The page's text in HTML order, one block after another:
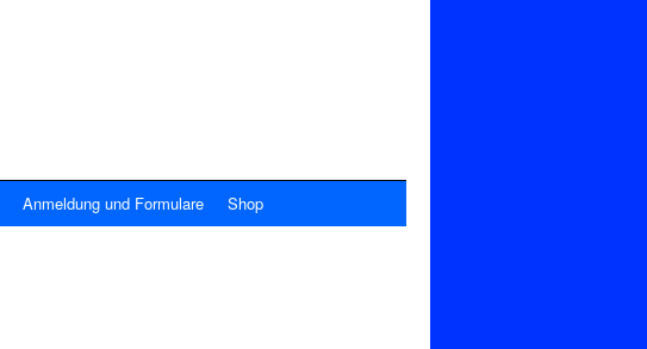
Anmeldung und Formulare Shop